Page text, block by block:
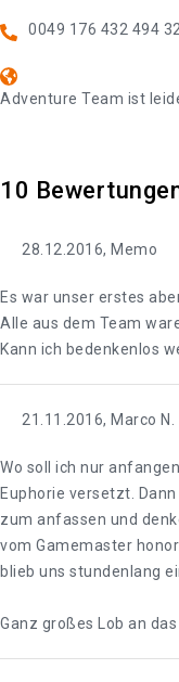
0049 176 432 494 32
Adventure Team ist
10
28.12.2016, Memo
Es war unser erstes
Alle aus dem Team
Kann ich bedenkenlos
21.11.2016, Marco N.
Wo soll ich nur
Euphorie versetzt.
zum anfassen und
vom Gamemaster
blieb uns stundenlang
Ganz großes Lob an